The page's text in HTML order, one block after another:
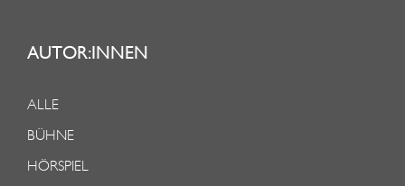
AUTOR:INNEN
ALLE
BÜHNE
HÖRSPIEL